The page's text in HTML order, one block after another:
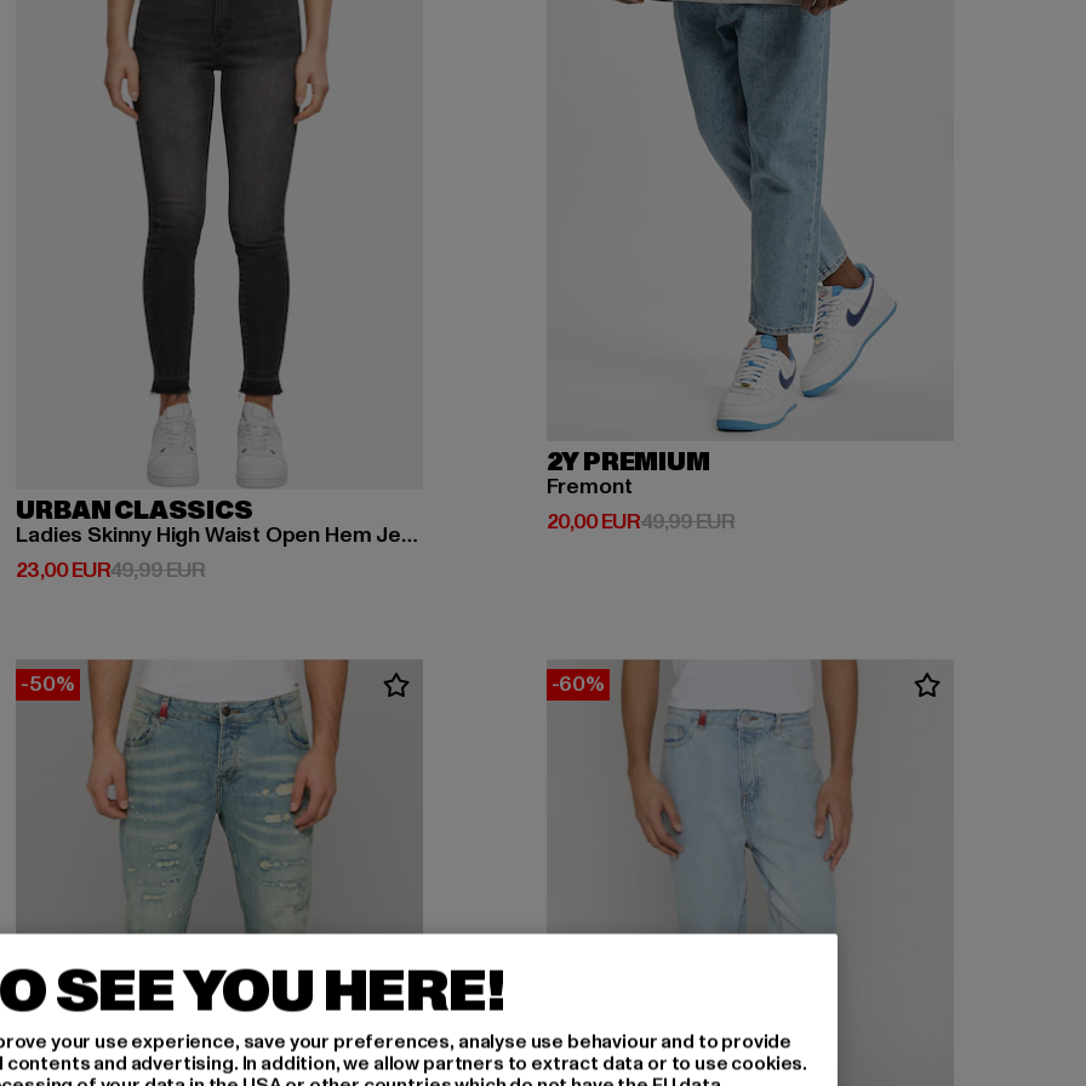
URBAN CLASSICS
Ladies Skinny High Waist Open Hem Jeans
23,00 EUR
Derzeitiger Preis: 23,00 EUR
49,99 EURAktionspreis: 49,99 EUR
2Y PREMIUM
Fremont
20,00 EUR
Derzeitiger Preis: 20,00 EUR
49,99 EURAktionspreis: 49,99 EUR
-50% -60%
SEE YOU HERE!
your use experience, save your preferences, analyse use behaviour and to provide
and advertising. In addition, we allow partners to extract data or to use cookies.